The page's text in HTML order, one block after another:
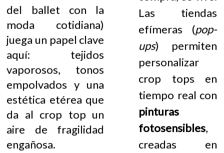
del ballet con la
moda cotidiana)
juega un papel clave
aquí: tejidos
vaporosos, tonos
empolvados y una
estética etérea que
da al crop top un
aire de fragilidad
engañosa.
Las tiendas
efímeras (pop-
ups) permiten
personalizar
crop tops en
tiempo real con
pinturas
fotosensibles,
creadas en